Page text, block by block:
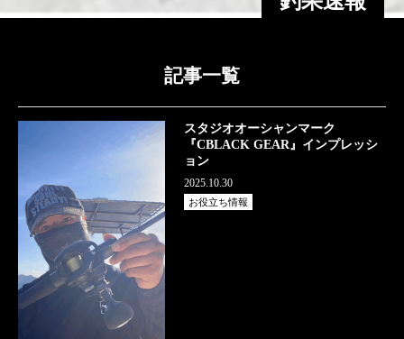
記事一覧
スタジオオーシャンマーク
『CBLACK GEAR』インプレッシ
ョン
2025.10.30
お役立ち情報